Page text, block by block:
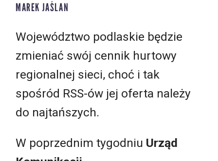
MAREK JAŚLAN
Województwo podlaskie będzie
zmieniać swój cennik hurtowy
regionalnej sieci, choć i tak
spośród RSS-ów jej oferta należy
do najtańszych.
W poprzednim tygodniu Urząd